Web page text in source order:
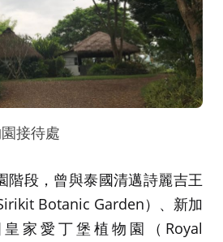
接待處
階段，曾與泰國清邁詩麗吉王
Botanic Garden）、新加
家愛丁堡植物園（Royal